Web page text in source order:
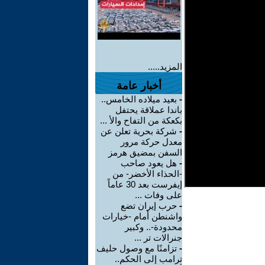
المزيد.....
أخبار عامة
- بعيد ميلاده الخامس..
باندا عملاقة يحتفل
بكعكة من التفاح والأ ...
- شركة بحرية تعلن عن
معدل حركة مرور
السفن بمضيق هرمز
- هل يعود صاحب
-الحذاء الأخضر- من
إيفرست بعد 30 عاماً
على وفات ...
- حرب إيران تضع
واشنطن أمام -خيارات
محدودة-.. وكبير
جنرالات تر ...
- تزامنًا مع وصول حليف
ترامب إلى الحكم..